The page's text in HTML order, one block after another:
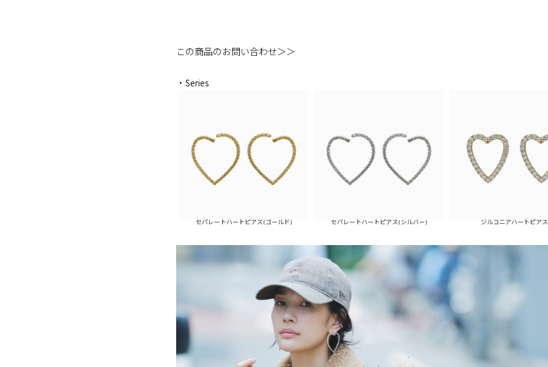
この商品のお問い合わせ＞＞
・Series
セパレートハートピアス(ゴールド) セパレートハートピアス(シルバー) ジルコニアハートピアス